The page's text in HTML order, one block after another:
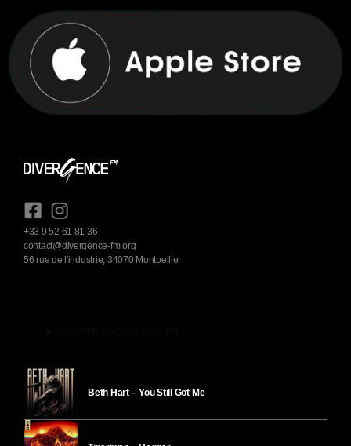
+33 9 52 61 81 36
contact@divergence-fm.org
56 rue de l'industrie, 34070 Montpellier
Beth Hart – You Still Got Me